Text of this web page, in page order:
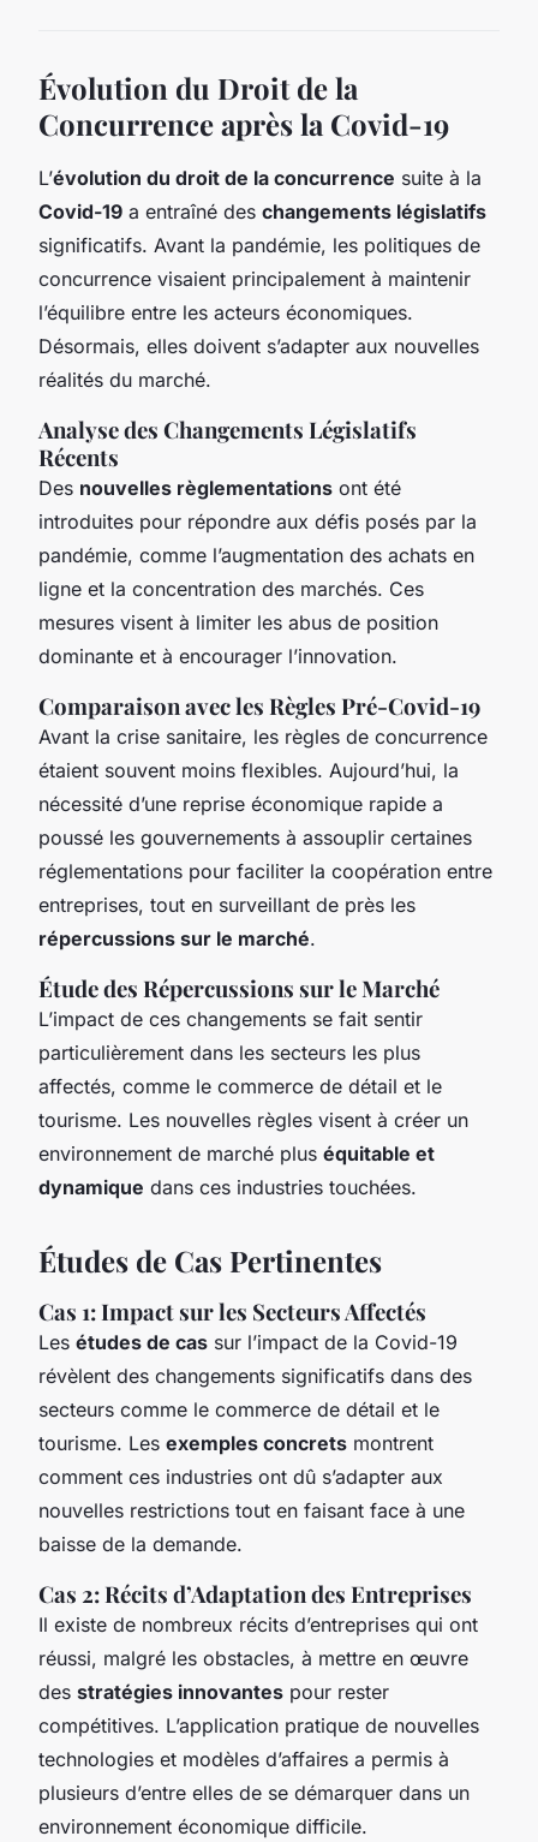
Évolution du Droit de la
Concurrence après la Covid-19
L’évolution du droit de la concurrence suite à la
Covid-19 a entraîné des changements législatifs
significatifs. Avant la pandémie, les politiques de
concurrence visaient principalement à maintenir
l’équilibre entre les acteurs économiques.
Désormais, elles doivent s’adapter aux nouvelles
réalités du marché.
Analyse des Changements Législatifs
Récents
Des nouvelles règlementations ont été
introduites pour répondre aux défis posés par la
pandémie, comme l’augmentation des achats en
ligne et la concentration des marchés. Ces
mesures visent à limiter les abus de position
dominante et à encourager l’innovation.
Comparaison avec les Règles Pré-Covid-19
Avant la crise sanitaire, les règles de concurrence
étaient souvent moins flexibles. Aujourd’hui, la
nécessité d’une reprise économique rapide a
poussé les gouvernements à assouplir certaines
réglementations pour faciliter la coopération entre
entreprises, tout en surveillant de près les
répercussions sur le marché.
Étude des Répercussions sur le Marché
L’impact de ces changements se fait sentir
particulièrement dans les secteurs les plus
affectés, comme le commerce de détail et le
tourisme. Les nouvelles règles visent à créer un
environnement de marché plus équitable et
dynamique dans ces industries touchées.
Études de Cas Pertinentes
Cas 1: Impact sur les Secteurs Affectés
Les études de cas sur l’impact de la Covid-19
révèlent des changements significatifs dans des
secteurs comme le commerce de détail et le
tourisme. Les exemples concrets montrent
comment ces industries ont dû s’adapter aux
nouvelles restrictions tout en faisant face à une
baisse de la demande.
Cas 2: Récits d’Adaptation des Entreprises
Il existe de nombreux récits d’entreprises qui ont
réussi, malgré les obstacles, à mettre en œuvre
des stratégies innovantes pour rester
compétitives. L’application pratique de nouvelles
technologies et modèles d’affaires a permis à
plusieurs d’entre elles de se démarquer dans un
environnement économique difficile.